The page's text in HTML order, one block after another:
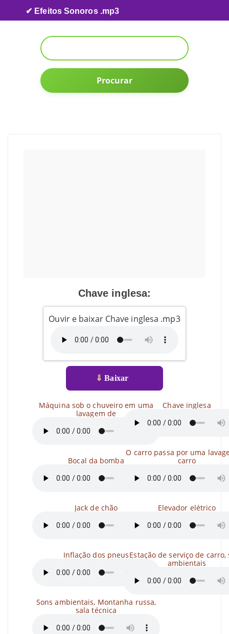
Skip to content
✔ Efeitos Sonoros .mp3
Procurar
Chave inglesa:
Ouvir e baixar Chave inglesa .mp3
⇓ Baixar
Máquina sob o chuveiro em uma
lavagem de
Bocal da bomba
Jack de chão
Inflação dos pneus
Sons ambientais, Montanha russa,
sala técnica
Chave inglesa
O carro passa por uma
carro
Elevador elétrico
Estação de serviço de carro,
ambientais